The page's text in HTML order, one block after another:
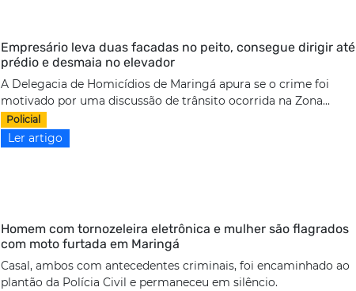
Empresário leva duas facadas no peito, consegue dirigir até
prédio e desmaia no elevador
A Delegacia de Homicídios de Maringá apura se o crime foi
motivado por uma discussão de trânsito ocorrida na Zona...
Policial
Ler artigo
Homem com tornozeleira eletrônica e mulher são flagrados
com moto furtada em Maringá
Casal, ambos com antecedentes criminais, foi encaminhado ao
plantão da Polícia Civil e permaneceu em silêncio.